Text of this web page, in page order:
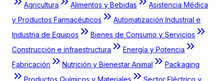
Agricultura
Alimentos y Bebidas
Asistencia Médica
y Productos Farmacéuticos
Automatización Industrial e
Industria de Equipos
Bienes de Consumo y Servicios
Construcción e infraestructura
Energía y Potencia
Fabricación
Nutrición y Bienestar Animal
Packaging
Productos Químicos y Materiales
Sector Eléctrico y